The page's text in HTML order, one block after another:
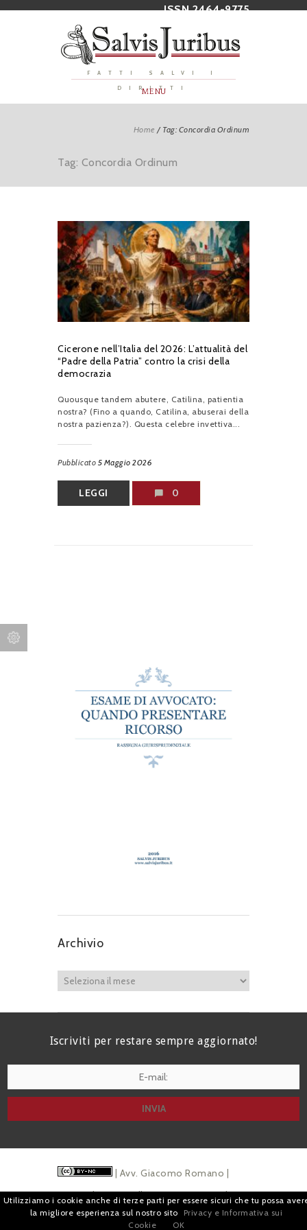
ISSN 2464-9775
FATTI SALVI I
DIRITTI
MENU
Home / Tag: Concordia Ordinum
Tag: Concordia Ordinum
Cicerone nell’Italia del 2026: L’attualità del
“Padre della Patria” contro la crisi della
democrazia
Quousque tandem abutere, Catilina, patientia
nostra? (Fino a quando, Catilina, abuserai della
nostra pazienza?). Questa celebre invettiva...
Pubblicato 5 Maggio 2026
LEGGI 0
Archivio
Iscriviti per restare sempre aggiornato!
| Avv. Giacomo Romano |
Piazza di Campitelli, 2 - 00186 Roma | P.I.
07880501213 |Pubblicitàe Privacy
Utilizziamo i cookie anche di terze parti per essere sicuri che tu possa
la migliore esperienza sul nostro sito
Privacy e Informativa sui
Cookie
OK